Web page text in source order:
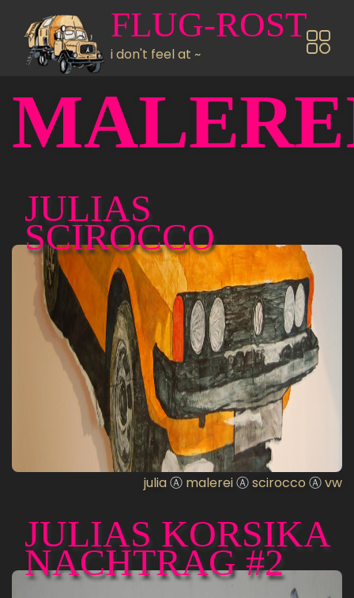
Direkt zum Inhalt FLUG-ROST
i don't feel at ~
JULIAS
SCIROCCO
juliaⒶ malereiⒶscirocco Ⓐvw
JULIAS KORSIKA
NACHTRAG #2